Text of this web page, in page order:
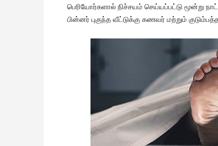
பெரியோர்களால் நிச்சயம் செய்யப்பட்டு மூன்று
பின்னர் புகுந்த வீட்டுக்கு கணவர் மற்றும்